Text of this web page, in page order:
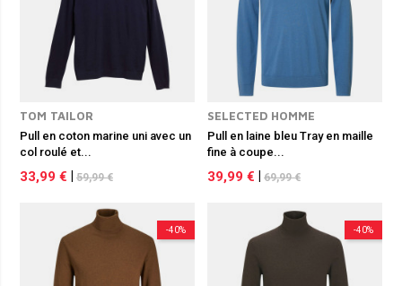
TOM TAILOR
Pull en coton marine uni avec un
col roulé et...
33,99 € 59,99 €
SELECTED HOMME
Pull en laine bleu Tray en maille
fine à coupe...
39,99 € 69,99 €
-40% -40%